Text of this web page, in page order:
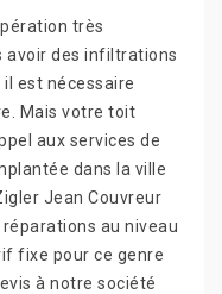
très
avoir des infiltrations
il est nécessaire
Mais votre toit
aux services de
dans la ville
Jean Couvreur
au niveau
fixe pour ce genre
à notre société